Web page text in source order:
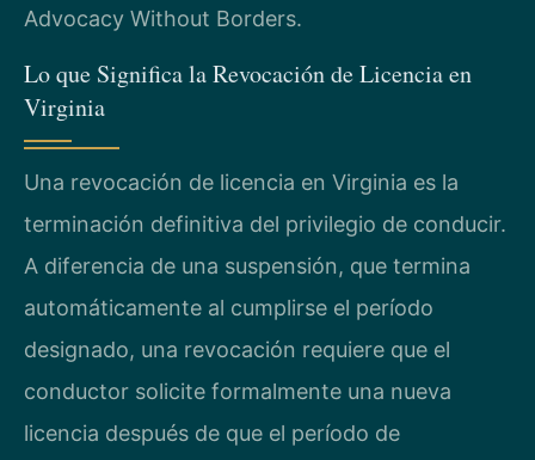
Advocacy Without Borders.
Lo que Significa la Revocación de Licencia en
Virginia
Una revocación de licencia en Virginia es la
terminación definitiva del privilegio de conducir.
A diferencia de una suspensión, que termina
automáticamente al cumplirse el período
designado, una revocación requiere que el
conductor solicite formalmente una nueva
licencia después de que el período de